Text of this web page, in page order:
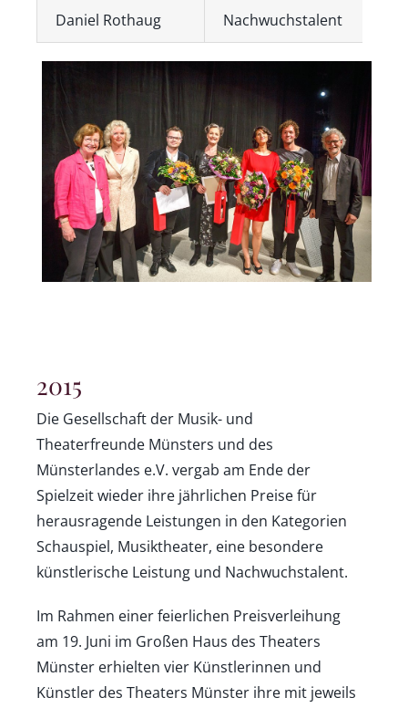
Daniel Rothaug Nachwuchstalent
2015
Die Gesellschaft der Musik- und
Theaterfreunde Münsters und des
Münsterlandes e.V. vergab am Ende der
Spielzeit wieder ihre jährlichen Preise für
herausragende Leistungen in den Kategorien
Schauspiel, Musiktheater, eine besondere
künstlerische Leistung und Nachwuchstalent.
Im Rahmen einer feierlichen Preisverleihung
am 19. Juni im Großen Haus des Theaters
Münster erhielten vier Künstlerinnen und
Künstler des Theaters Münster ihre mit jeweils